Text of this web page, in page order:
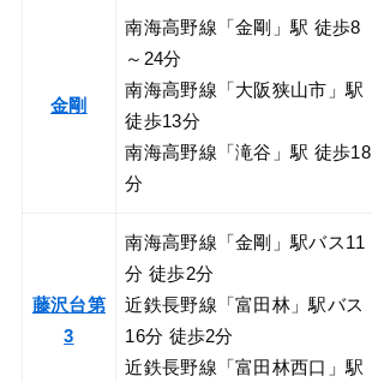
金剛
南海高野線「金剛」駅 徒歩8
～24分
南海高野線「大阪狭山市」駅
徒歩13分
南海高野線「滝谷」駅 徒歩18
分
藤沢台第
3
南海高野線「金剛」駅バス11
分 徒歩2分
近鉄長野線「富田林」駅バス
16分 徒歩2分
近鉄長野線「富田林西口」駅